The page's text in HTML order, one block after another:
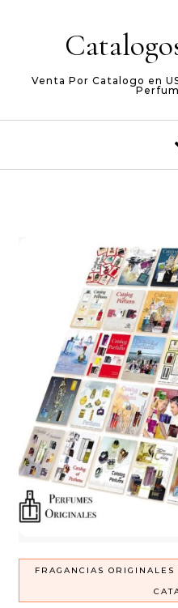
Venta Por Catalogo en
FRAGANCIAS ORIGINALES